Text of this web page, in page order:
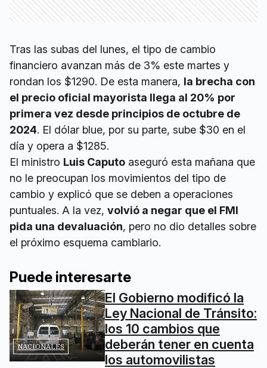
Tras las subas del lunes, el tipo de cambio
financiero avanzan más de 3% este martes y
rondan los $1290. De esta manera, la brecha con
el precio oficial mayorista llega al 20% por
primera vez desde principios de octubre de
2024. El dólar blue, por su parte, sube $30 en el
día y opera a $1285.
El ministro Luis Caputo aseguró esta mañana que
no le preocupan los movimientos del tipo de
cambio y explicó que se deben a operaciones
puntuales. A la vez, volvió a negar que el FMI
pida una devaluación, pero no dio detalles sobre
el próximo esquema cambiario.
Puede interesarte
NACIONALES
El Gobierno modificó la
Ley Nacional de Tránsito:
los 10 cambios que
deberán tener en cuenta
los automovilistas